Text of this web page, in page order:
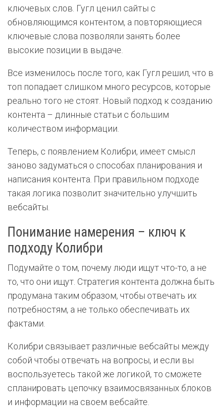
ключевых слов. Гугл ценил сайты с
обновляющимся контентом, а повторяющиеся
ключевые слова позволяли занять более
высокие позиции в выдаче.
Все изменилось после того, как Гугл решил, что в
топ попадает слишком много ресурсов, которые
реально того не стоят. Новый подход к созданию
контента – длинные статьи с большим
количеством информации.
Теперь, с появлением Колибри, имеет смысл
заново задуматься о способах планирования и
написания контента. При правильном подходе
такая логика позволит значительно улучшить
вебсайты.
Понимание намерения – ключ к
подходу Колибри
Подумайте о том, почему люди ищут что-то, а не
то, что они ищут. Стратегия контента должна быть
продумана таким образом, чтобы отвечать их
потребностям, а не только обеспечивать их
фактами.
Колибри связывает различные вебсайты между
собой чтобы отвечать на вопросы, и если вы
воспользуетесь такой же логикой, то сможете
спланировать цепочку взаимосвязанных блоков
и информации на своем вебсайте.